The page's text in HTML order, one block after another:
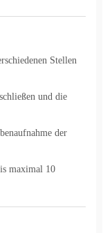
Stellen
und die
der
maximal 10